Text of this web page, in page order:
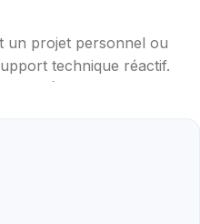
un projet personnel ou
technique réactif.
GSM), robotique